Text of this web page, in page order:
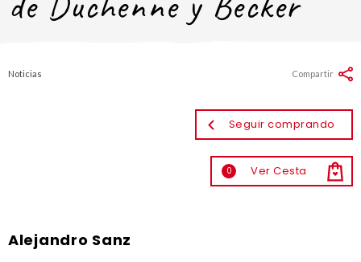
Noticias
Seguir comprando
0 Ver Cesta
Compartir
Alejandro Sanz